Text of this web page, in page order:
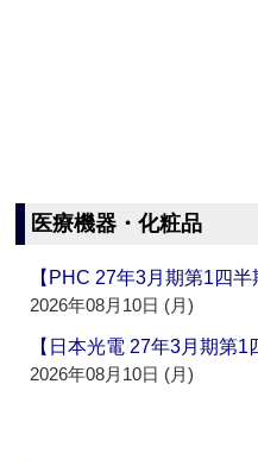
医療機器・化粧品
【PHC 27年3月期第1四
2026年08月10日 (月)
【日本光電 27年3月期第
2026年08月10日 (月)